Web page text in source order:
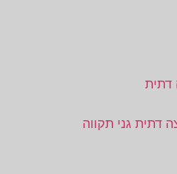
דתית
דתית גני תקווה